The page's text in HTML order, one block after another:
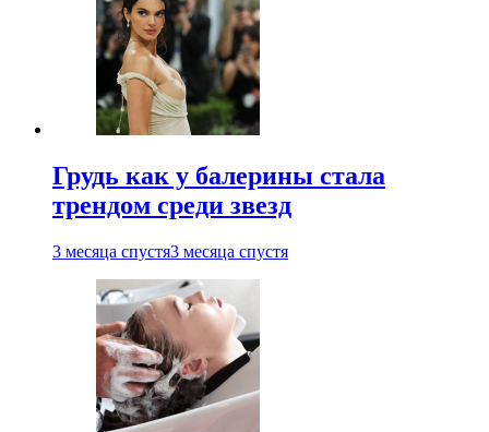
Грудь как у балерины стала
трендом среди звезд
3 месяца спустя3 месяца спустя